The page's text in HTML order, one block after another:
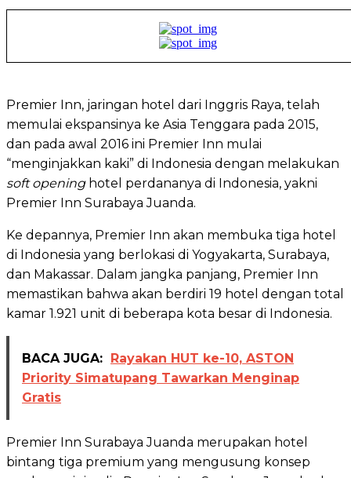
Premier Inn, jaringan hotel dari Inggris Raya, telah
memulai ekspansinya ke Asia Tenggara pada 2015,
dan pada awal 2016 ini Premier Inn mulai
“menginjakkan kaki” di Indonesia dengan melakukan
soft openinghotel perdananya di Indonesia, yakni
Premier Inn Surabaya Juanda.
Ke depannya, Premier Inn akan membuka tiga hotel
di Indonesia yang berlokasi di Yogyakarta, Surabaya,
dan Makassar. Dalam jangka panjang, Premier Inn
memastikan bahwa akan berdiri 19 hotel dengan total
kamar 1.921 unit di beberapa kota besar di Indonesia.
BACA JUGA: Rayakan HUT ke-10, ASTON
Priority Simatupang Tawarkan Menginap
Gratis
Premier Inn Surabaya Juanda merupakan hotel
bintang tiga premium yang mengusung konsep